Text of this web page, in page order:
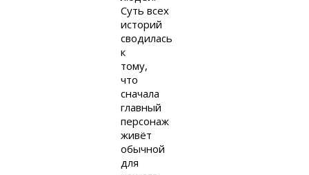
Суть всех
историй
сводилась
к
тому,
что
сначала
главный
персонаж
живёт
обычной
для